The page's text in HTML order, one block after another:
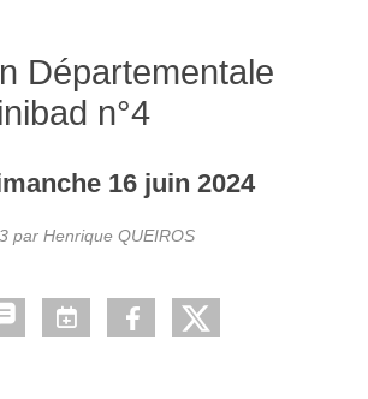
Départementale
n°4
16 juin 2024
par Henrique QUEIROS